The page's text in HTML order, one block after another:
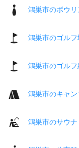
鴻巣市のボウ
鴻巣市のゴルフ
鴻巣市のゴル
鴻巣市のキャン
鴻巣市のサウ